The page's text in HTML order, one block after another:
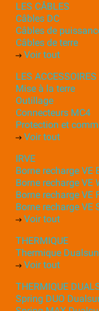
LES CÂBLES
Câbles DC
Câbles de
Câbles de terre
Voir tout
LES ACCESSOIRES
Mise à la terre
Outillage
Connecteurs MC4
Protection et
Voir tout
IRVE
Borne recharge VE
Borne recharge VE
Borne recharge VE
Borne recharge VE
Voir tout
THERMIQUE
Thermique Dualsun
Voir tout
THERMIQUE
Spring DUO